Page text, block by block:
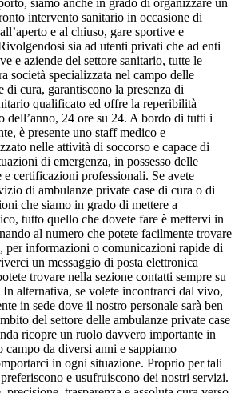
siamo anche in grado di organizzare un
intervento sanitario in occasione di
e al chiuso, gare sportive e
sia ad utenti privati che ad enti
e aziende del settore sanitario, tutte le
società specializzata nel campo delle
di cura, garantiscono la presenza di
qualificato ed offre la reperibilità
dell’anno, 24 ore su 24. A bordo di tutti i
è presente uno staff medico e
nelle attività di soccorso e capace di
di emergenza, in possesso delle
e certificazioni professionali. Se avete
di ambulanze private case di cura o di
che siamo in grado di mettere a
tutto quello che dovete fare è mettervi in
al numero che potete facilmente trovare
per informazioni o comunicazioni rapide di
un messaggio di posta elettronica
trovare nella sezione contatti sempre su
In alternativa, se volete incontrarci dal vivo,
in sede dove il nostro personale sarà ben
del settore delle ambulanze private case
ricopre un ruolo davvero importante in
campo da diversi anni e sappiamo
in ogni situazione. Proprio per tali
e usufruiscono dei nostri servizi.